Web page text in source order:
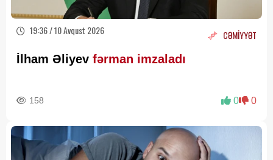
19:36 / 10 Avqust 2026 CƏMİYYƏT
İlham Əliyev fərman imzaladı
158 0 0